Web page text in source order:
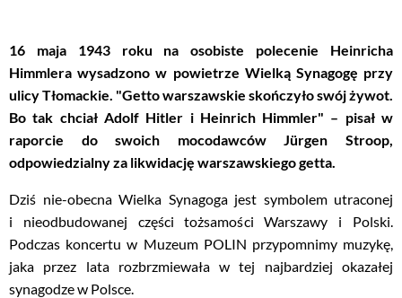
16 maja 1943 roku na osobiste polecenie Heinricha
Himmlera wysadzono w powietrze Wielką Synagogę przy
ulicy Tłomackie. "Getto warszawskie skończyło swój żywot.
Bo tak chciał Adolf Hitler i Heinrich Himmler" – pisał w
raporcie do swoich mocodawców Jürgen Stroop,
odpowiedzialny za likwidację warszawskiego getta.
Dziś nie-obecna Wielka Synagoga jest symbolem utraconej
i nieodbudowanej części tożsamości Warszawy i Polski.
Podczas koncertu w Muzeum POLIN przypomnimy muzykę,
jaka przez lata rozbrzmiewała w tej najbardziej okazałej
synagodze w Polsce.